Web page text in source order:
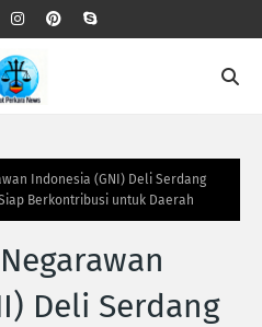
Indonesia (GNI) Deli Serdang
Berkontribusi untuk Daerah
Deli Serdang